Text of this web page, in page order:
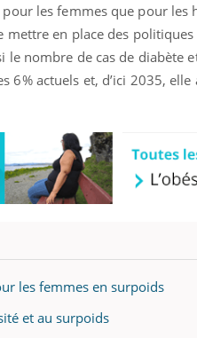
les femmes que pour les
mettre en place des
le nombre de cas de diabète
6% actuels et, d’ici 2035,
les femmes en surpoids
et au surpoids